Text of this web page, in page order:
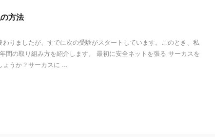
方法
わりましたが、すでに次の受験がスタートしています。このとき、私
間の取り組み方を紹介します。 最初に安全ネットを張る サーカスを
ょうか？サーカスに ...